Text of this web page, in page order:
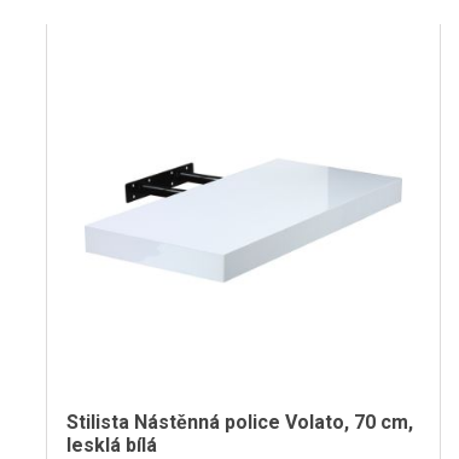
Stilista Nástěnná police Volato, 70 cm,
lesklá bílá